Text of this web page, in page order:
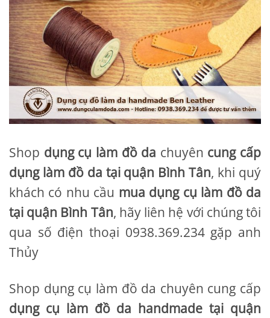
Shop dụng cụ làm đồ da chuyên cung cấp
dụng làm đồ da tại quận Bình Tân, khi quý
khách có nhu cầu mua dụng cụ làm đồ da
tại quận Bình Tân, hãy liên hệ với chúng tôi
qua số điện thoại 0938.369.234 gặp anh
Thủy
Shop dụng cụ làm đồ da chuyên cung cấp
dụng cụ làm đồ da handmade tại quận